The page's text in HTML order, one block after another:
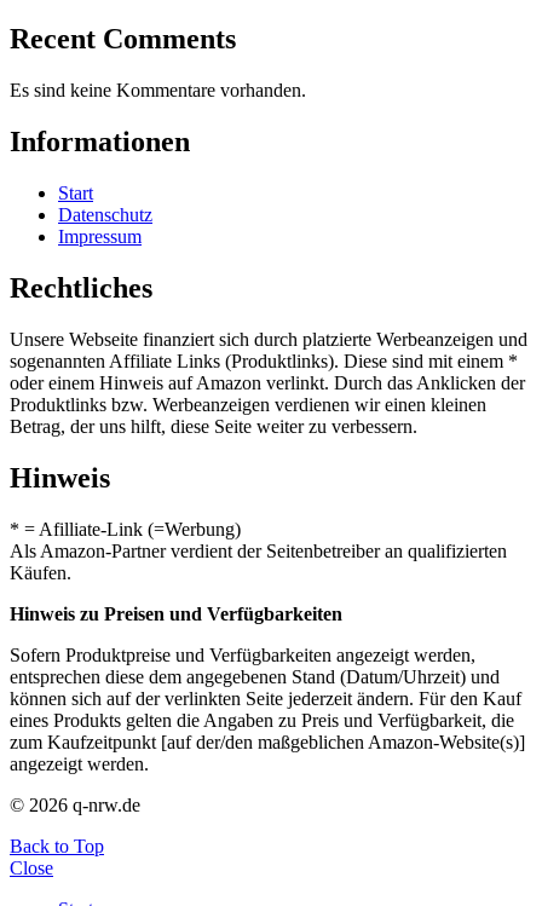
Recent Comments
Es sind keine Kommentare vorhanden.
Informationen
Start
Datenschutz
Impressum
Rechtliches
Unsere Webseite finanziert sich durch platzierte Werbeanzeigen und
sogenannten Affiliate Links (Produktlinks). Diese sind mit einem *
oder einem Hinweis auf Amazon verlinkt. Durch das Anklicken der
Produktlinks bzw. Werbeanzeigen verdienen wir einen kleinen
Betrag, der uns hilft, diese Seite weiter zu verbessern.
Hinweis
* = Afilliate-Link (=Werbung)
Als Amazon-Partner verdient der Seitenbetreiber an qualifizierten
Käufen.
Hinweis zu Preisen und Verfügbarkeiten
Sofern Produktpreise und Verfügbarkeiten angezeigt werden,
entsprechen diese dem angegebenen Stand (Datum/Uhrzeit) und
können sich auf der verlinkten Seite jederzeit ändern. Für den Kauf
eines Produkts gelten die Angaben zu Preis und Verfügbarkeit, die
zum Kaufzeitpunkt [auf der/den maßgeblichen Amazon-Website(s)]
angezeigt werden.
© 2026 q-nrw.de
Back to Top
Close